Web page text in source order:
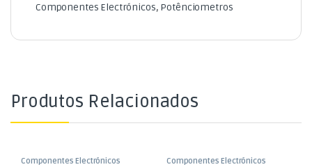
Componentes Electrónicos, Potênciometros
Produtos Relacionados
Componentes Electrónicos
Componentes Electrónicos